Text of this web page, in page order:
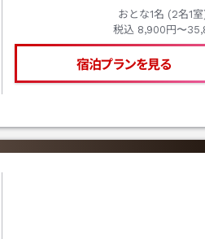
おとな1名 (2名1室
税込 8,900円〜
宿泊プランを見る